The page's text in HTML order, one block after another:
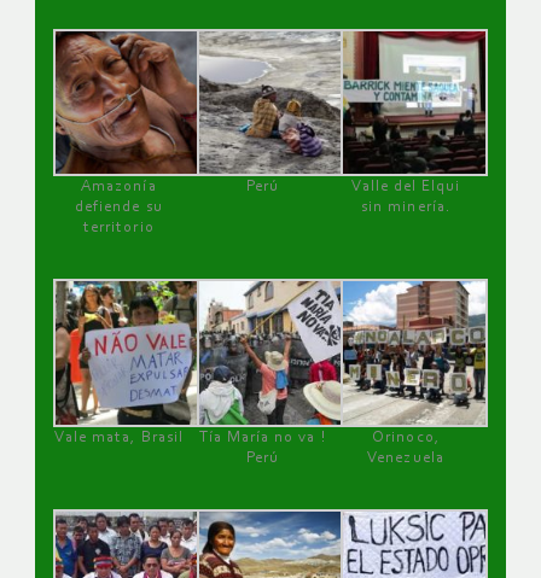
Amazonía
defiende su
territorio
Perú
Valle del Elqui
sin minería.
Vale mata, Brasil
Tía María no va !
Perú
Orinoco,
Venezuela